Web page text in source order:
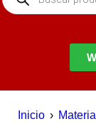
Inicio ›